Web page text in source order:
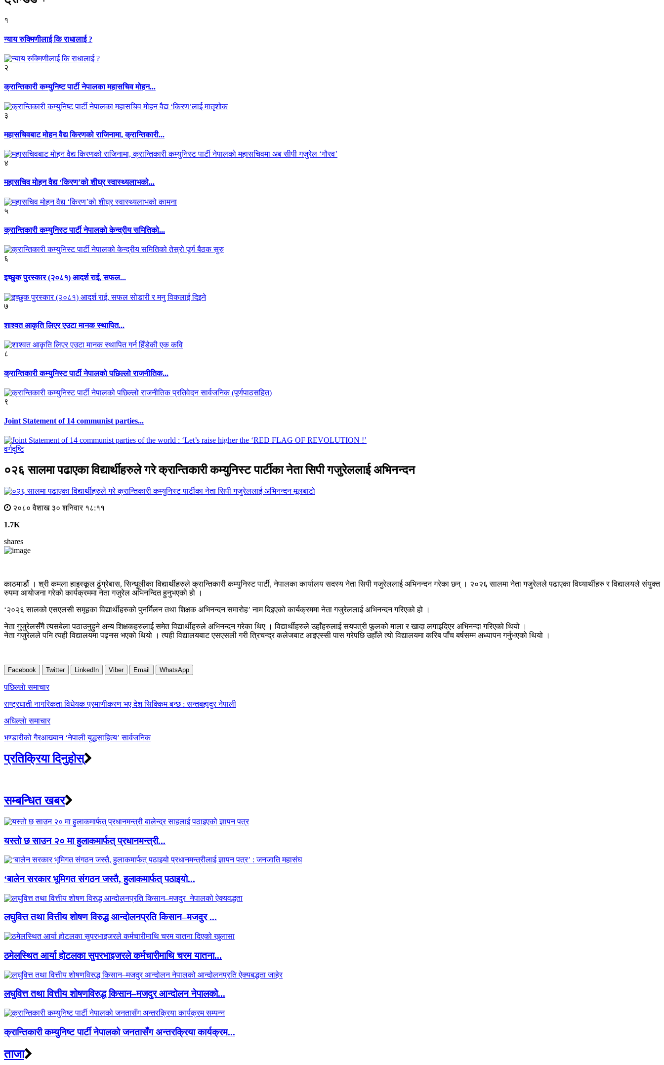
१
न्याय रुक्मिणीलाई कि राधालाई ?
२
क्रान्तिकारी कम्युनिष्ट पार्टी नेपालका महासचिव मोहन...
३
महासचिवबाट मोहन वैद्य किरणको राजिनामा, क्रान्तिकारी...
४
महासचिव मोहन वैद्य ‘किरण’को शीघ्र स्वास्थ्यलाभको...
५
क्रान्तिकारी कम्युनिस्ट पार्टी नेपालको केन्द्रीय समितिको...
६
इच्छुक पुरस्कार (२०८१) आदर्श राई, सफल...
७
शाश्वत आकृति लिएर एउटा मानक स्थापित...
८
क्रान्तिकारी कम्युनिस्ट पार्टी नेपालको पछिल्लो राजनीतिक...
९
Joint Statement of 14 communist parties...
वर्गदृष्टि
०२६ सालमा पढाएका विद्यार्थीहरुले गरे क्रान्तिकारी कम्युनिस्ट पार्टीका नेता सिपी गजुरेललाई अभिनन्दन
मूलबाटाे
२०८० वैशाख ३० शनिवार १८:११
1.7K
shares
काठमाडौं । श्री कमला हाइस्कूल ढुंग्रेबास, सिन्धुलीका विद्यार्थीहरुले क्रान्तिकारी कम्युनिस्ट पार्टी, नेपालका कार्यालय सदस्य नेता सिपी गजुरेललाई अभिनन्दन गरेका छन् । २०२६ सालमा नेता गजुरेलले पढाएका विध्यार्थीहरु र विद्यालयले संयुक्त
रुपमा आयोजना गरेको कार्यक्रममा नेता गजुरेल अभिनन्दित हुनुभएको हो ।
‘२०२६ सालको एसएलसी समूहका विद्यार्थीहरुको पुनर्मिलन तथा शिक्षक अभिनन्दन समारोह’ नाम दिइएको कार्यक्रममा नेता गजुरेललाई अभिनन्दन गरिएको हो ।
नेता गुजुरेलसँगै त्यसबेला पठाउनुहुने अन्य शिक्षकहरुलाई समेत विद्यार्थीहरुले अभिनन्दन गरेका थिए । विद्यार्थीहरुले उहाँहरुलाई सयपत्री फूलको माला र खादा लगाइदिएर अभिनन्दा गरिएको थियो ।
नेता गजुरेलले पनि त्यही विद्यालयमा पढ्नस भएको थियो । त्यही विद्यालयबाट एसएसली गरी त्रिचन्द्र कलेजबाट आइएस्सी पास गरेपछि उहाँले त्यो विद्यालयमा करिब पाँच बर्षसम्म अध्यापन गर्नुभएको थियो ।
Facebook Twitter LinkedIn Viber Email WhatsApp
Post
navigation
पछिल्लाे समाचार
राष्ट्रघाती नागरिकता विधेयक प्रमाणीकरण भए देश सिक्किम बन्छ : सन्तबहादुर नेपाली
अघिल्लाे समाचार
भण्डारीको गैरआख्यान ‘नेपाली युद्धसाहित्य’ सार्वजनिक
प्रतिक्रिया दिनुहोस्
सम्बन्धित खबर
यस्तो छ साउन २० मा हुलाकमार्फत् प्रधानमन्त्री...
‘बालेन सरकार भूमिगत संगठन जस्तै, हुलाकमार्फत् पठाइयो...
लघुवित्त तथा वित्तीय शोषण विरुद्ध आन्दोलनप्रति किसान–मजदुर ...
ठमेलस्थित आर्या होटलका सुपरभाइजरले कर्मचारीमाथि चरम यातना...
लघुवित्त तथा वित्तीय शोषणविरुद्ध किसान–मजदुर आन्दोलन नेपालको...
क्रान्तिकारी कम्युनिष्ट पार्टी नेपालको जनतासँग अन्तरक्रिया कार्यक्रम...
ताजा